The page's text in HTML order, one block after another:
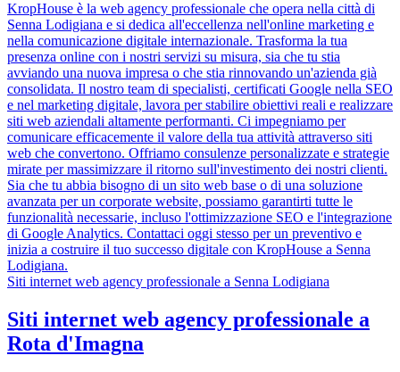
KropHouse è la web agency professionale che opera nella città di
Senna Lodigiana e si dedica all'eccellenza nell'online marketing e
nella comunicazione digitale internazionale. Trasforma la tua
presenza online con i nostri servizi su misura, sia che tu stia
avviando una nuova impresa o che stia rinnovando un'azienda già
consolidata. Il nostro team di specialisti, certificati Google nella SEO
e nel marketing digitale, lavora per stabilire obiettivi reali e realizzare
siti web aziendali altamente performanti. Ci impegniamo per
comunicare efficacemente il valore della tua attività attraverso siti
web che convertono. Offriamo consulenze personalizzate e strategie
mirate per massimizzare il ritorno sull'investimento dei nostri clienti.
Sia che tu abbia bisogno di un sito web base o di una soluzione
avanzata per un corporate website, possiamo garantirti tutte le
funzionalità necessarie, incluso l'ottimizzazione SEO e l'integrazione
di Google Analytics. Contattaci oggi stesso per un preventivo e
inizia a costruire il tuo successo digitale con KropHouse a Senna
Lodigiana.
Siti internet web agency professionale a Senna Lodigiana
Siti internet web agency professionale a
Rota d'Imagna